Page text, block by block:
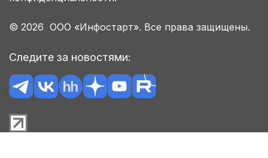
© 2026 ООО «Инфостарт». Все права защищены.
Следите за новостями: